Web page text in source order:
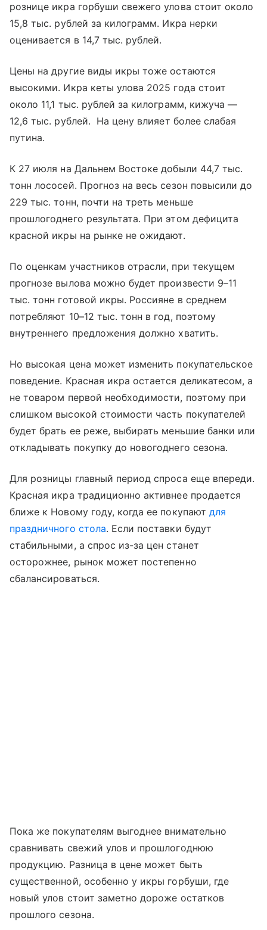
рознице икра горбуши свежего улова стоит около
15,8 тыс. рублей за килограмм. Икра нерки
оценивается в 14,7 тыс. рублей.
Цены на другие виды икры тоже остаются
высокими. Икра кеты улова 2025 года стоит
около 11,1 тыс. рублей за килограмм, кижуча —
12,6 тыс. рублей. На цену влияет более слабая
путина.
К 27 июля на Дальнем Востоке добыли 44,7 тыс.
тонн лососей. Прогноз на весь сезон повысили до
229 тыс. тонн, почти на треть меньше
прошлогоднего результата. При этом дефицита
красной икры на рынке не ожидают.
По оценкам участников отрасли, при текущем
прогнозе вылова можно будет произвести 9–11
тыс. тонн готовой икры. Россияне в среднем
потребляют 10–12 тыс. тонн в год, поэтому
внутреннего предложения должно хватить.
Но высокая цена может изменить покупательское
поведение. Красная икра остается деликатесом, а
не товаром первой необходимости, поэтому при
слишком высокой стоимости часть покупателей
будет брать ее реже, выбирать меньшие банки или
откладывать покупку до новогоднего сезона.
Для розницы главный период спроса еще впереди.
Красная икра традиционно активнее продается
ближе к Новому году, когда ее покупают для
праздничного стола. Если поставки будут
стабильными, а спрос из-за цен станет
осторожнее, рынок может постепенно
сбалансироваться.
Пока же покупателям выгоднее внимательно
сравнивать свежий улов и прошлогоднюю
продукцию. Разница в цене может быть
существенной, особенно у икры горбуши, где
новый улов стоит заметно дороже остатков
прошлого сезона.